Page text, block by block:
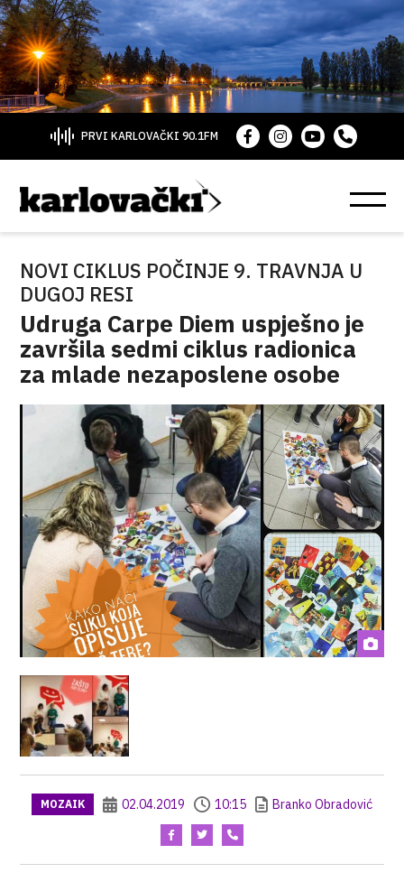
PRVI KARLOVAČKI 90.1FM
NOVI CIKLUS POČINJE 9. TRAVNJA U
DUGOJ RESI
Udruga Carpe Diem uspješno je
završila sedmi ciklus radionica
za mlade nezaposlene osobe
MOZAIK 02.04.2019 10:15 Branko Obradović